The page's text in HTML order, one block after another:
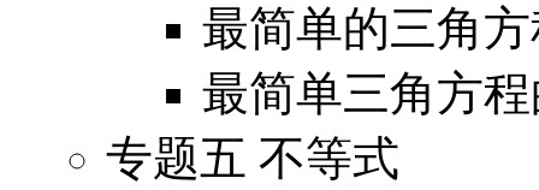
最简单的三角
最简单三角方
专题五 不等式